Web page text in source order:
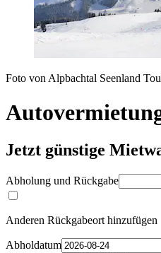
Foto von Alpbachtal Seenland
Jetzt günstige
Abholung und Rückgabe
Anderen Rückgabeort hinzufügen
Abholdatum